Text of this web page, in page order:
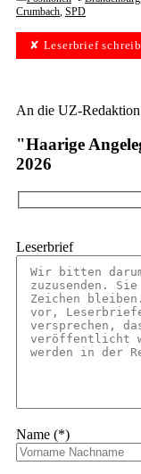
Crumbach, SPD
✘ Leserbrief
An die UZ-Redaktion
"Haarige
2026
Leserbrief
Name (*)